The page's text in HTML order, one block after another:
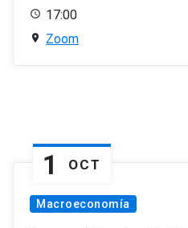
17:00
Zoom
1 OCT
Macroeconomía